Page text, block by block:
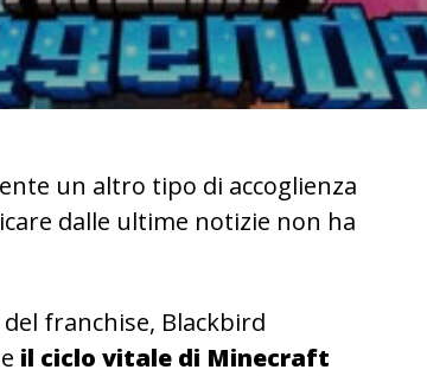
un altro tipo di accoglienza
dalle ultime notizie non ha
franchise, Blackbird
il ciclo vitale di Minecraft